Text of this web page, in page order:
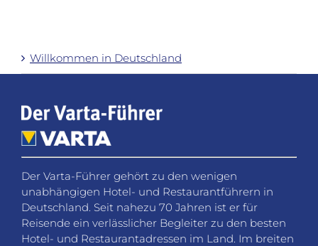
Willkommen in Deutschland
Der Varta-Führer gehört zu den wenigen
unabhängigen Hotel- und Restaurantführern in
Deutschland. Seit nahezu 70 Jahren ist er für
Reisende ein verlässlicher Begleiter zu den besten
Hotel- und Restaurantadressen im Land. Im breiten